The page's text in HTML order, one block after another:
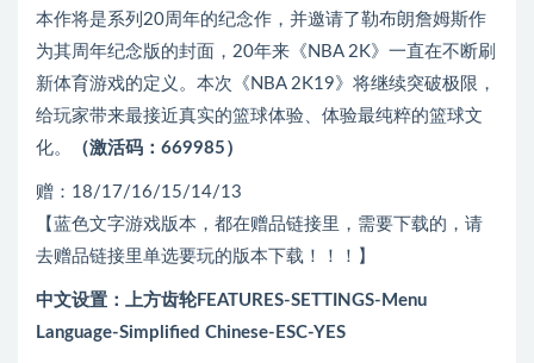
本作将是系列20周年的纪念作，并邀请了勒布朗詹姆斯作
为其周年纪念版的封面，20年来《NBA 2K》一直在不断刷
新体育游戏的定义。本次《NBA 2K19》将继续突破极限，
给玩家带来最接近真实的篮球体验、体验最纯粹的篮球文
化。
（激活码：669985）
赠：18/17/16/15/14/13
【蓝色文字游戏版本，都在赠品链接里，需要下载的，请
去赠品链接里单选要玩的版本下载！！！】
中文设置：上方齿轮FEATURES-SETTINGS-Menu
Language-Simplified Chinese-ESC-YES